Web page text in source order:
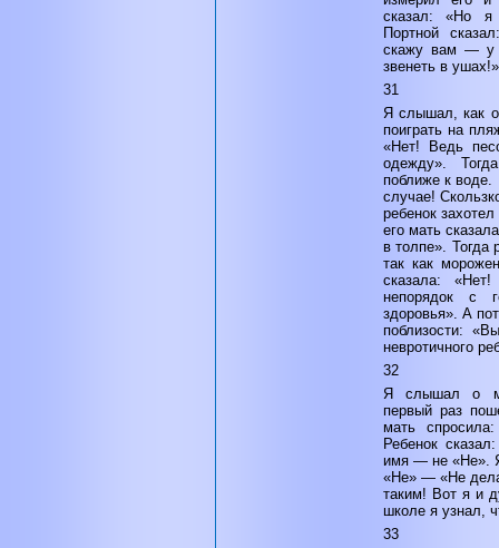
сказал: «Но я
Портной
скажу вам — у
звенеть в ушах!»
31
Я слышал, как
поиграть на
«Нет! Ведь
одежду».
поближе к воде.
случае!
ребенок захотел
его мать
в толпе». Тогда
так как
сказала:
непорядок с
здоровья». А
поблизости:
невротичного
32
Я слышал о
первый раз
мать
Ребенок
имя — не «Не».
«Не» — «Не
таким! Вот я и
школе я узнал,
33